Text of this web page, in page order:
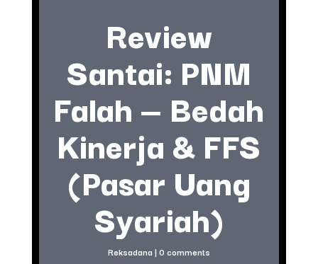
Review
Santai: PNM
Falah — Bedah
Kinerja & FFS
(Pasar Uang
Syariah)
Reksadana | 0 comments